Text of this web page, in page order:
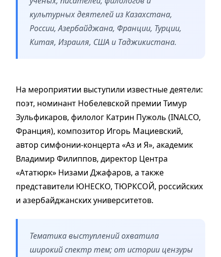
культурных деятелей из Казахстана,
России, Азербайджана, Франции, Турции,
Китая, Израиля, США и Таджикистана.
На мероприятии выступили известные деятели:
поэт, номинант Нобелевской премии Тимур
Зульфикаров, филолог Катрин Пужоль (INALCO,
Франция), композитор Игорь Мациевский,
автор симфонии-концерта «Аз и Я», академик
Владимир Филиппов, директор Центра
«Ататюрк» Низами Джафаров, а также
представители ЮНЕСКО, ТЮРКСОЙ, российских
и азербайджанских университетов.
Тематика выступлений охватила
широкий спектр тем; от истории цензуры